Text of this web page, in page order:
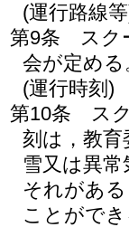
(運行路線
第9条
スク
会が定める
(運行時刻)
第10条
ス
刻は，教
雪又は異
それがあ
ことがで